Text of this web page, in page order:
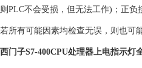
则PLC不会受损，但无法工作)；正负
若所有可能因素均检查无误，则也可
西门子S7-400CPU处理器上电指示灯